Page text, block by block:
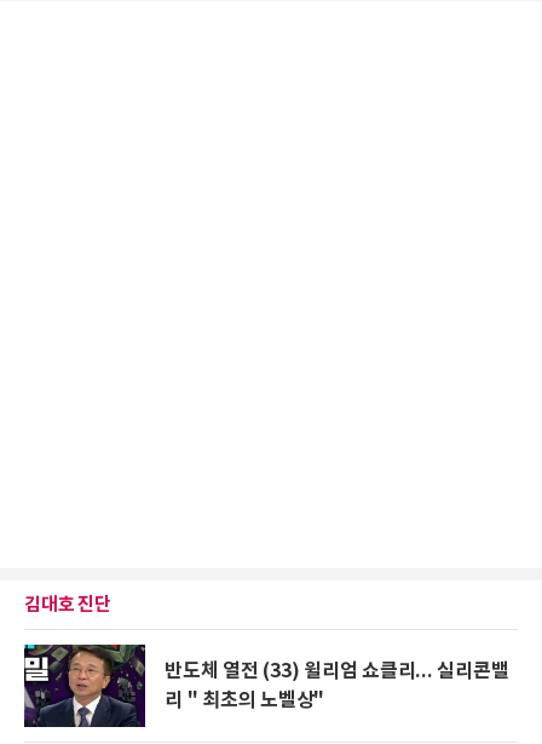
김대호 진단
반도체 열전 (33) 윌리엄 쇼클리... 실리콘밸
리 " 최초의 노벨상"